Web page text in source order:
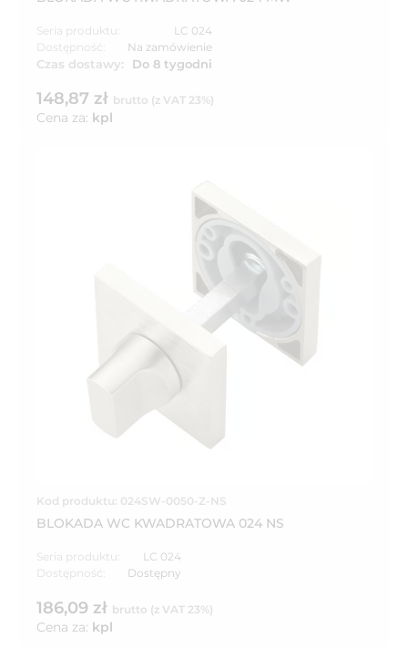
Seria produktu:
LC 024
Dostępność:
Na zamówienie
Czas dostawy: Do 8 tygodni
148,87 zł brutto (z VAT 23%)
Cena za: kpl
Kod produktu: 024SW-0050-Z-NS
BLOKADA WC KWADRATOWA 024 NS
Seria produktu:
LC 024
Dostępność:
Dostępny
186,09 zł brutto (z VAT 23%)
Cena za: kpl